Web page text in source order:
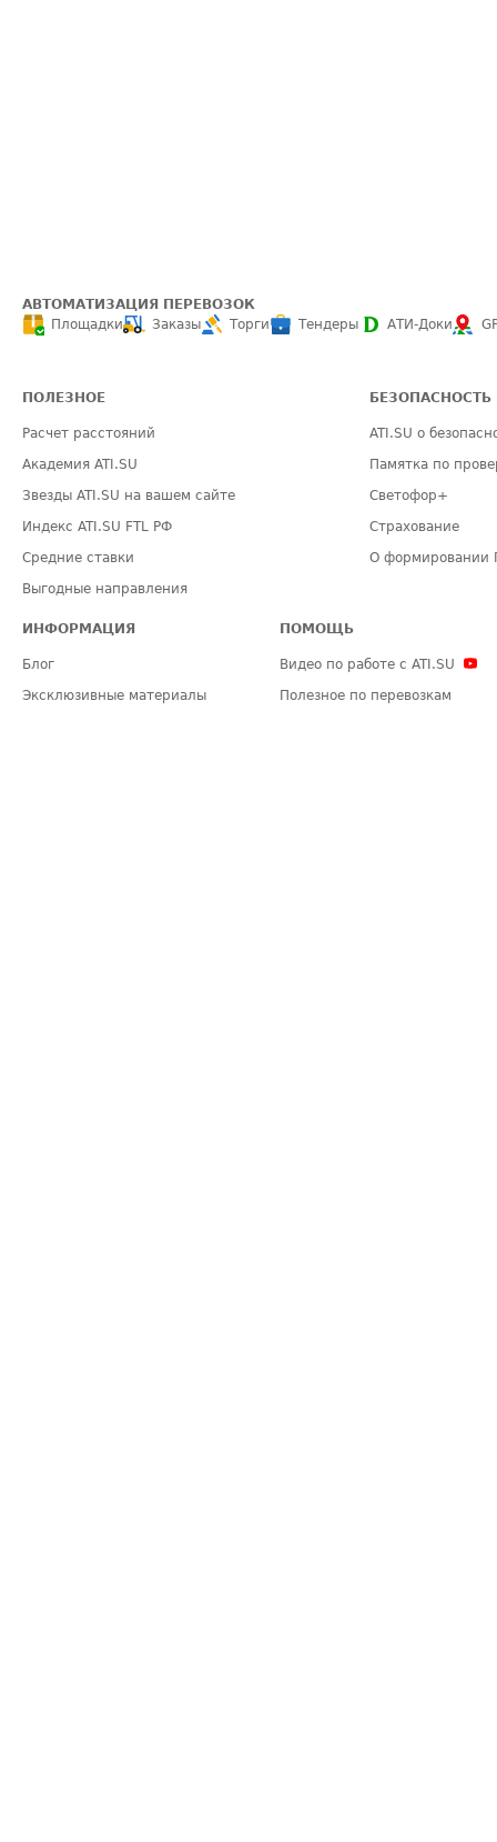
АВТОМАТИЗАЦИЯ ПЕРЕВОЗОК
Площадки
Заказы Торги Тендеры АТИ-Доки
ПОЛЕЗНОЕ
Расчет расстояний
Академия ATI.SU
Звезды ATI.SU на вашем сайте
Индекс ATI.SU FTL РФ
Средние ставки
Выгодные направления
БЕЗОПАСНОСТЬ
ATI.SU о
Памятка по
Светофор+
Страхование
О формировании
ИНФОРМАЦИЯ
Блог
Эксклюзивные материалы
ПОМОЩЬ
Видео по работе с ATI.SU
Полезное по перевозкам